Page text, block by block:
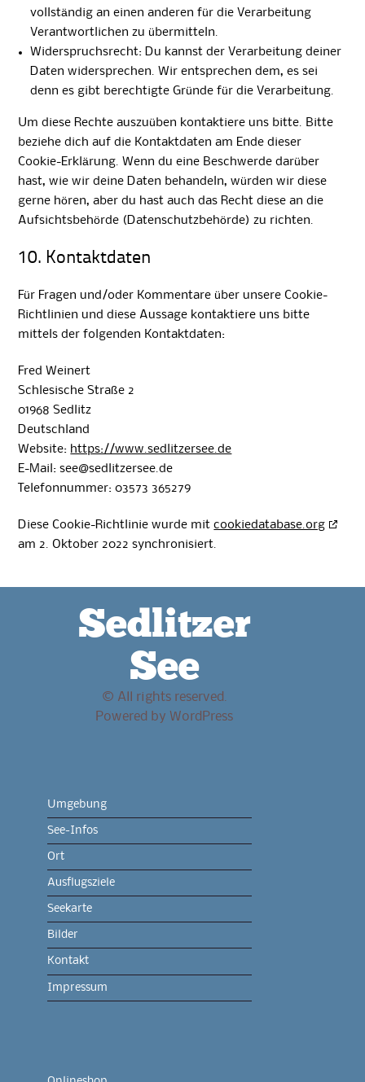
vollständig an einen anderen für die Verarbeitung
Verantwortlichen zu übermitteln.
Widerspruchsrecht: Du kannst der Verarbeitung deiner
Daten widersprechen. Wir entsprechen dem, es sei
denn es gibt berechtigte Gründe für die Verarbeitung.
Um diese Rechte auszuüben kontaktiere uns bitte. Bitte
beziehe dich auf die Kontaktdaten am Ende dieser
Cookie-Erklärung. Wenn du eine Beschwerde darüber
hast, wie wir deine Daten behandeln, würden wir diese
gerne hören, aber du hast auch das Recht diese an die
Aufsichtsbehörde (Datenschutzbehörde) zu richten.
10. Kontaktdaten
Für Fragen und/oder Kommentare über unsere Cookie-
Richtlinien und diese Aussage kontaktiere uns bitte
mittels der folgenden Kontaktdaten:
Fred Weinert
Schlesische Straße 2
01968 Sedlitz
Deutschland
Website: https://www.sedlitzersee.de
E-Mail:see@sedlitzersee.de
Telefonnummer: 03573 365279
Diese Cookie-Richtlinie wurde mitcookiedatabase.org
am 2. Oktober 2022 synchronisiert.
Sedlitzer
See
© All rights reserved.
Powered by WordPress
Umgebung
See-Infos
Ort
Ausflugsziele
Seekarte
Bilder
Kontakt
Impressum